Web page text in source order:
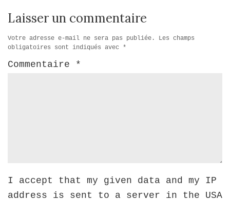
Laisser un commentaire
Votre adresse e-mail ne sera pas publiée.
Les champs
obligatoires sont indiqués avec *
Commentaire *
I accept that my given data and my IP
address is sent to a server in the USA